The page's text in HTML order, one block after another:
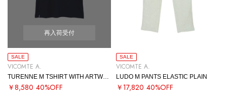
再入荷受付
SALE
VICOMTE A.
TURENNE M TSHIRT WITH ARTWORK
￥8,580 40%OFF
SALE
VICOMTE A.
LUDO M PANTS ELASTIC PLAIN
￥17,820 40%OFF